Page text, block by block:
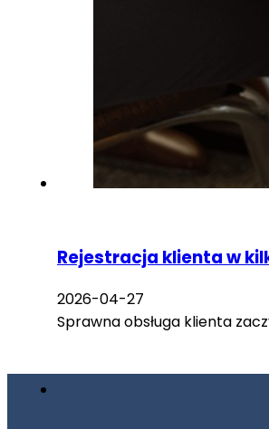
Rejestracja klienta w
2026-04-27
Sprawna obsługa klienta